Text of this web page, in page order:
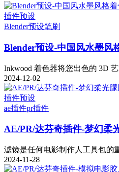
插件预设
Blender预设笔刷
Blender预设-中国风水墨风
Inkwood 着色器将您出色的 3D
2024-12-02
插件预设
ae插件pr插件
AE/PR/达芬奇插件-梦幻柔
滤镜是任何电影制作人工具包的
2024-11-28